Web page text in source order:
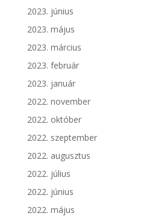
2023. június
2023. május
2023. március
2023. február
2023. január
2022. november
2022. október
2022. szeptember
2022. augusztus
2022. július
2022. június
2022. május